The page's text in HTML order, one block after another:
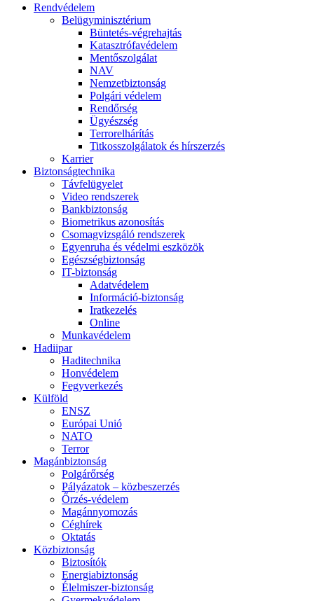
Rendvédelem
Belügyminisztérium
Büntetés-végrehajtás
Katasztrófavédelem
Mentőszolgálat
NAV
Nemzetbiztonság
Polgári védelem
Rendőrség
Ügyészség
Terrorelhárítás
Titkosszolgálatok és hírszerzés
Karrier
Biztonságtechnika
Távfelügyelet
Video rendszerek
Bankbiztonság
Biometrikus azonosítás
Csomagvizsgáló rendszerek
Egyenruha és védelmi eszközök
Egészségbiztonság
IT-biztonság
Adatvédelem
Információ-biztonság
Iratkezelés
Online
Munkavédelem
Hadiipar
Haditechnika
Honvédelem
Fegyverkezés
Külföld
ENSZ
Európai Unió
NATO
Terror
Magánbiztonság
Polgárőrség
Pályázatok – közbeszerzés
Őrzés-védelem
Magánnyomozás
Céghírek
Oktatás
Közbiztonság
Biztosítók
Energiabiztonság
Élelmiszer-biztonság